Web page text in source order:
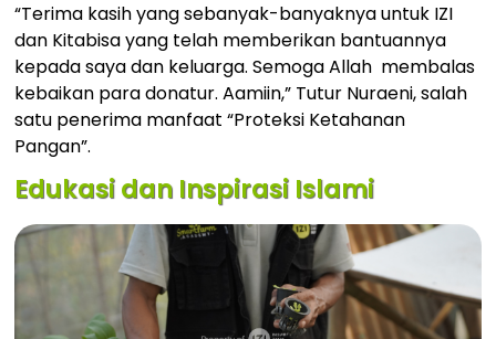
“Terima kasih yang sebanyak-banyaknya untuk IZI
dan Kitabisa yang telah memberikan bantuannya
kepada saya dan keluarga. Semoga Allah membalas
kebaikan para donatur. Aamiin,” Tutur Nuraeni, salah
satu penerima manfaat “Proteksi Ketahanan
Pangan”.
Edukasi dan Inspirasi Islami